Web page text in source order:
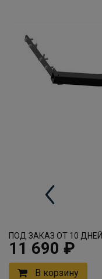
ПОД ЗАКАЗ ОТ 10 ДНЕЙ
11 690 ₽
В корзину